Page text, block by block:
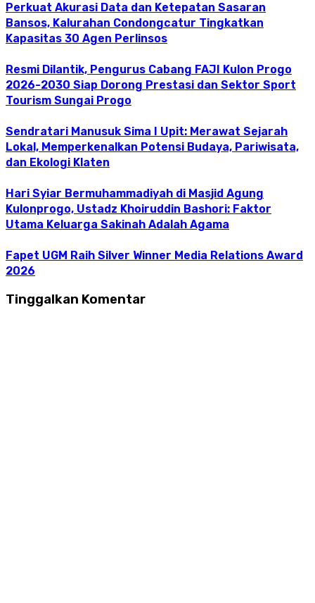
Perkuat Akurasi Data dan Ketepatan Sasaran
Bansos, Kalurahan Condongcatur Tingkatkan
Kapasitas 30 Agen Perlinsos
Resmi Dilantik, Pengurus Cabang FAJI Kulon Progo
2026-2030 Siap Dorong Prestasi dan Sektor Sport
Tourism Sungai Progo
Sendratari Manusuk Sima I Upit: Merawat Sejarah
Lokal, Memperkenalkan Potensi Budaya, Pariwisata,
dan Ekologi Klaten
Hari Syiar Bermuhammadiyah di Masjid Agung
Kulonprogo, Ustadz Khoiruddin Bashori: Faktor
Utama Keluarga Sakinah Adalah Agama
Fapet UGM Raih Silver Winner Media Relations Award
2026
Tinggalkan Komentar